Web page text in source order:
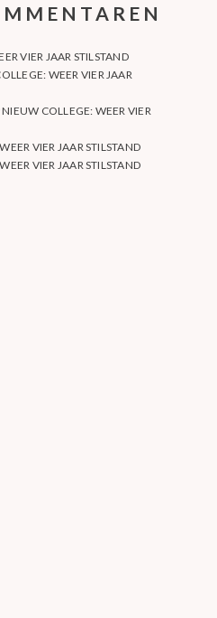
VIER JAAR STILSTAND
WEER VIER JAAR
NIEUW COLLEGE: WEER VIER
VIER JAAR STILSTAND
VIER JAAR STILSTAND